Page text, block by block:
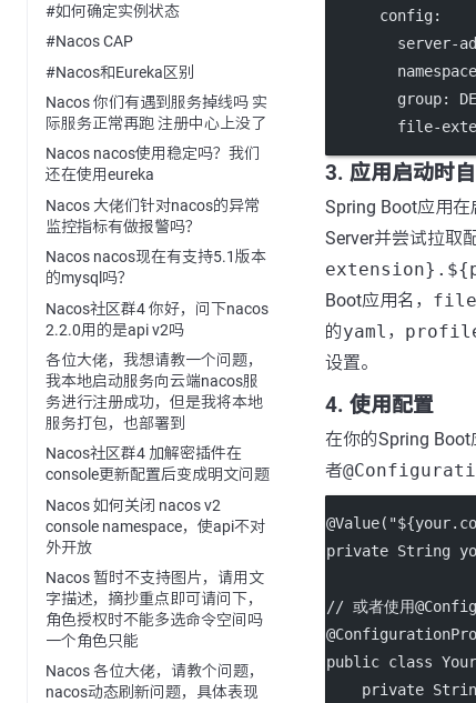
#如何确定实例状态
#Nacos CAP
#Nacos和Eureka区别
Nacos 你们有遇到服务掉线吗 实
际服务正常再跑 注册中心上没了
Nacos nacos使用稳定吗？我们
还在使用eureka
Nacos 大佬们针对nacos的异常
监控指标有做报警吗？
Nacos nacos现在有支持5.1版本
的mysql吗？
Nacos社区群4 你好，问下nacos
2.2.0用的是api v2吗
各位大佬，我想请教一个问题，
我本地启动服务向云端nacos服
务进行注册成功，但是我将本地
服务打包，也部署到
Nacos社区群4 加解密插件在
console更新配置后变成明文问题
Nacos 如何关闭 nacos v2
console namespace，使api不对
外开放
Nacos 暂时不支持图片，请用文
字描述，摘抄重点即可请问下，
角色授权时不能多选命令空间吗
一个角色只能
Nacos 各位大佬，请教个问题，
nacos动态刷新问题，具体表现
config:
server-
namespace
group:
file-
3. 应用启动时
Spring Boot应用
Server并尝试拉取
Boot应用名，
的yaml ，
设置。
4. 使用配置
在你的Spring
者
@Value(
private String
// 或者使用
@
public class
private